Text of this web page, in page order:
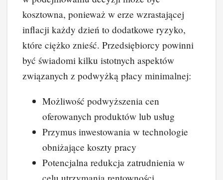
kosztowna, ponieważ w erze wzrastającej
inflacji każdy dzień to dodatkowe ryzyko,
które ciężko znieść. Przedsiębiorcy powinni
być świadomi kilku istotnych aspektów
związanych z podwyżką płacy minimalnej:
Możliwość podwyższenia cen
oferowanych produktów lub usług
Przymus inwestowania w technologie
obniżające koszty pracy
Potencjalna redukcja zatrudnienia w